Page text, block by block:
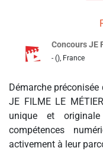
Concours JE
- (), France
Démarche
JE FILME LE
unique et
compétences
activement à leur